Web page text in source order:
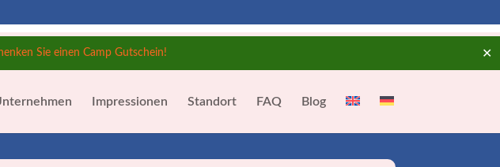
Sie einen Camp Gutschein! ✕
Impressionen Standort FAQ Blog